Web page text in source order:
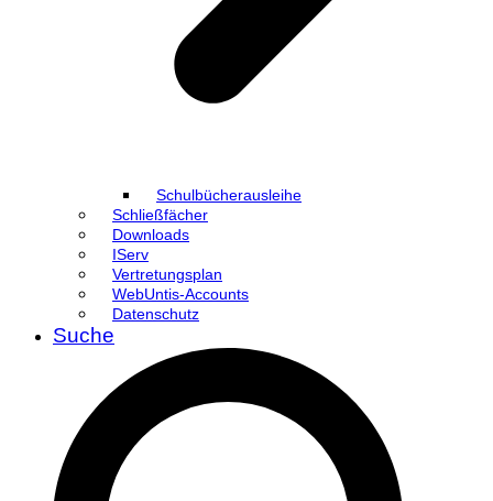
Schulbücherausleihe
Schließfächer
Downloads
IServ
Vertretungsplan
WebUntis-Accounts
Datenschutz
Suche